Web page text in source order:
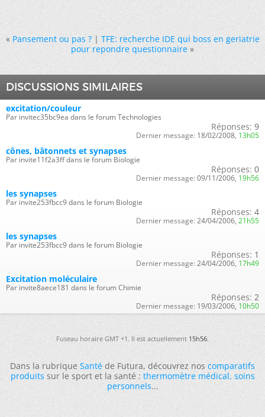
« Pansement ou pas ?|TFE: recherche IDE qui boss en geriatrie
pour repondre questionnaire »
DISCUSSIONS SIMILAIRES
excitation/couleur
Par invitec35bc9ea dans le forum Technologies
Réponses: 9
Dernier message: 18/02/2008, 13h05
cônes, bâtonnets et synapses
Par invite11f2a3ff dans le forum Biologie
Réponses: 0
Dernier message: 09/11/2006, 19h56
les synapses
Par invite253fbcc9 dans le forum Biologie
Réponses: 4
Dernier message: 24/04/2006, 21h55
les synapses
Par invite253fbcc9 dans le forum Biologie
Réponses: 1
Dernier message: 24/04/2006, 17h49
Excitation moléculaire
Par invite8aece181 dans le forum Chimie
Réponses: 2
Dernier message: 19/03/2006, 10h50
Fuseau horaire GMT +1. Il est actuellement15h56.
Dans la rubriqueSantéde Futura, découvrez noscomparatifs
produitssur le sport et la santé :thermomètre médical,soins
personnels...